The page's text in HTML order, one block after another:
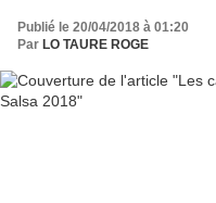
Publié le 20/04/2018 à 01:20
Par LO TAURE ROGE